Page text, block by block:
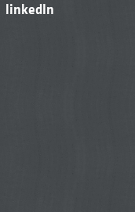
linkedIn